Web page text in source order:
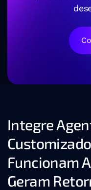
Integre
Funcionam
Geram